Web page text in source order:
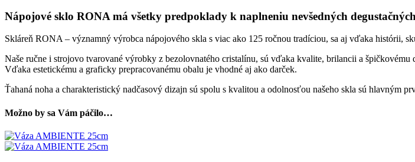
Nápojové sklo RONA má všetky predpoklady k naplneniu nevšedných
Skláreň RONA – významný výrobca nápojového skla s viac ako 125 ročnou tradíciou, sa aj vďaka histórii,
Naše ručne i strojovo tvarované výrobky z bezolovnatého cristalínu, sú vďaka kvalite, brilancii a
Vďaka estetickému a graficky prepracovanému obalu je vhodné aj ako darček.
Ťahaná noha a charakteristický nadčasový dizajn sú spolu s kvalitou a odolnosťou našeho skla sú hlavným
Možno by sa Vám páčilo…